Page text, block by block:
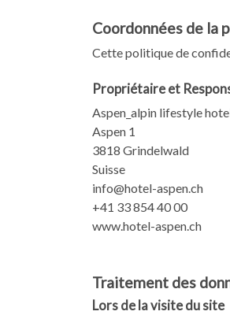
Coordonnées de la
Cette politique de
Propriétaire et
Aspen_alpin lifestyle
Aspen 1
3818 Grindelwald
Suisse
info@hotel-aspen.ch
+41 33 854 40 00
www.hotel-aspen.ch
Traitement des
Lors de la visite du site